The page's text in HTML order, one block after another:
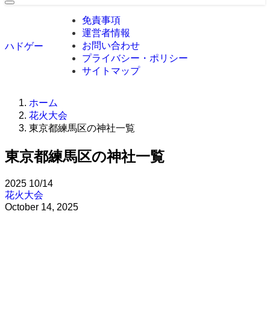
ハドゲー
免責事項
運営者情報
お問い合わせ
プライバシー・ポリシー
サイトマップ
ホーム
花火大会
東京都練馬区の神社一覧
東京都練馬区の神社一覧
2025 10/14
花火大会
October 14, 2025